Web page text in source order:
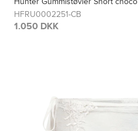
HFRU0002251-CB
1.050 DKK